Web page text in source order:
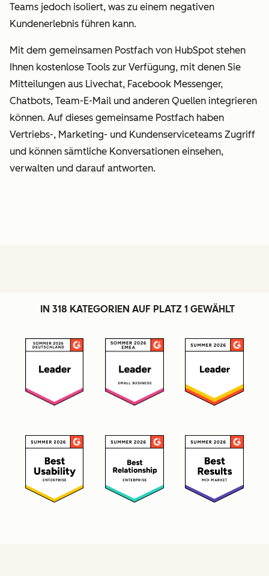
Teams jedoch isoliert, was zu einem negativen
Kundenerlebnis führen kann.
Mit dem gemeinsamen Postfach von HubSpot stehen
Ihnen kostenlose Tools zur Verfügung, mit denen Sie
Mitteilungen aus Livechat, Facebook Messenger,
Chatbots, Team-E-Mail und anderen Quellen integrieren
können. Auf dieses gemeinsame Postfach haben
Vertriebs-, Marketing- und Kundenserviceteams Zugriff
und können sämtliche Konversationen einsehen,
verwalten und darauf antworten.
IN 318 KATEGORIEN AUF PLATZ 1 GEWÄHLT